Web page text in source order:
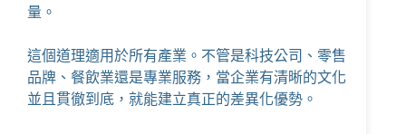
量。
這個道理適用於所有產業。不管是科技公司、零售
品牌、餐飲業還是專業服務，當企業有清晰的文化
並且貫徹到底，就能建立真正的差異化優勢。